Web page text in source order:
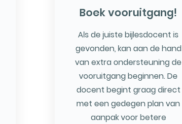
Boek vooruitgang!
Als de juiste bijlesdocent is
gevonden, kan aan de hand
van extra ondersteuning de
vooruitgang beginnen. De
docent begint graag direct
met een gedegen plan van
aanpak voor betere